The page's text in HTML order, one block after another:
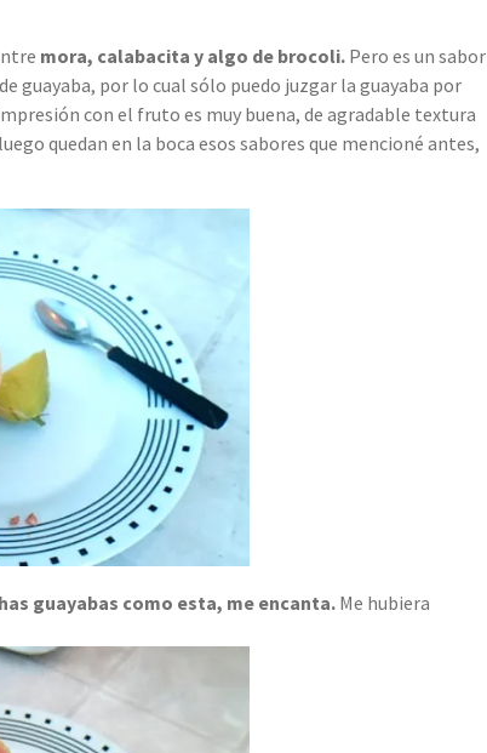
mora, calabacita y algo de brocoli. Pero es un sabor
guayaba, por lo cual sólo puedo juzgar la guayaba por
con el fruto es muy buena, de agradable textura
quedan en la boca esos sabores que mencioné antes,
guayabas como esta, me encanta.Me hubiera